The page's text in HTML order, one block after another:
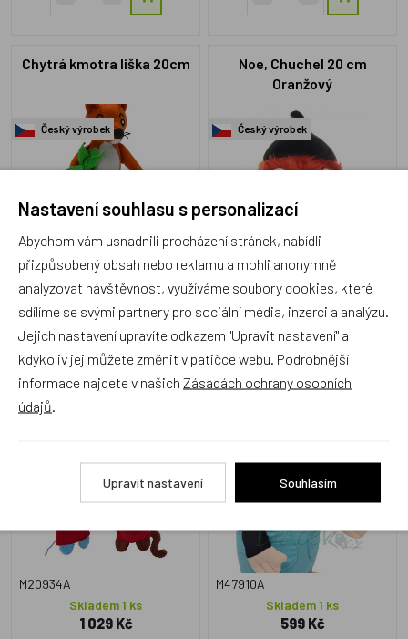
Chytrá kmotra liška 20cm
Český výrobek
M45950A
Skladem 1 ks
499 Kč
Noe, Chuchel 20 cm
Oranžový
Český výrobek
N1816a
Skladem 2 ks
715 Kč
MÚ Brno, Sada 2-dílná, Slon
Eda + Opičák Pepa,
Český výrobek
M20934A
Skladem 1 ks
1 029 Kč
Krtek malý v kalhotkách
Český výrobek
M47910A
Skladem 1 ks
599 Kč
Nastavení souhlasu s personalizací
Abychom vám usnadnili procházení stránek, nabídli
přizpůsobený obsah nebo reklamu a mohli anonymně
analyzovat návštěvnost, využíváme soubory cookies, které
sdílíme se svými partnery pro sociální média, inzerci a analýzu.
Jejich nastavení upravíte odkazem "Upravit nastavení" a
kdykoliv jej můžete změnit v patičce webu. Podrobnější
informace najdete v našich Zásadách ochrany osobních
údajů
Upravit nastavení Souhlasím